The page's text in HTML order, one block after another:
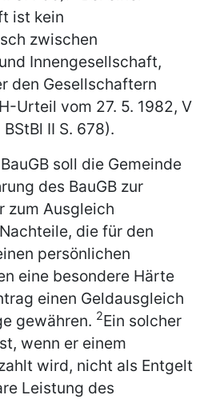
ist kein
zwischen
Innengesellschaft,
den Gesellschaftern
Urteil vom 27. 5. 1982, V
BStBl II S. 678).
soll die Gemeinde
des BauGB zur
zum Ausgleich
die für den
persönlichen
eine besondere Härte
einen Geldausgleich
gewähren. 2Ein solcher
wenn er einem
wird, nicht als Entgelt
Leistung des